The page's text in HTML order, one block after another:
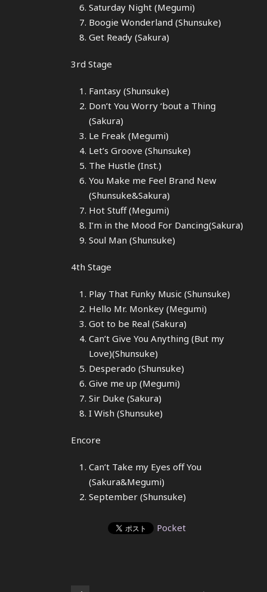
Saturday Night (Megumi)
Boogie Wonderland (Shunsuke)
Get Ready (Sakura)
3rd Stage
Fantasy (Shunsuke)
Don’t You Worry ‘bout a Thing
(Sakura)
Le Freak (Megumi)
Let’s Groove (Shunsuke)
The Hustle (Inst.)
You Make me Feel Brand New
(Shunsuke&Sakura)
Hot Stuff (Megumi)
I’m in the Mood For Dancing(Sakura)
Soul Man (Shunsuke)
4th Stage
Play That Funky Music (Shunsuke)
Hello Mr. Monkey (Megumi)
Got to be Real (Sakura)
Can’t Give You Anything (But my
Love)(Shunsuke)
Desperado (Shunsuke)
Give me up (Megumi)
Sir Duke (Sakura)
I Wish (Shunsuke)
Encore
Can’t Take my Eyes off You
(Sakura&Megumi)
September (Shunsuke)
Pocket